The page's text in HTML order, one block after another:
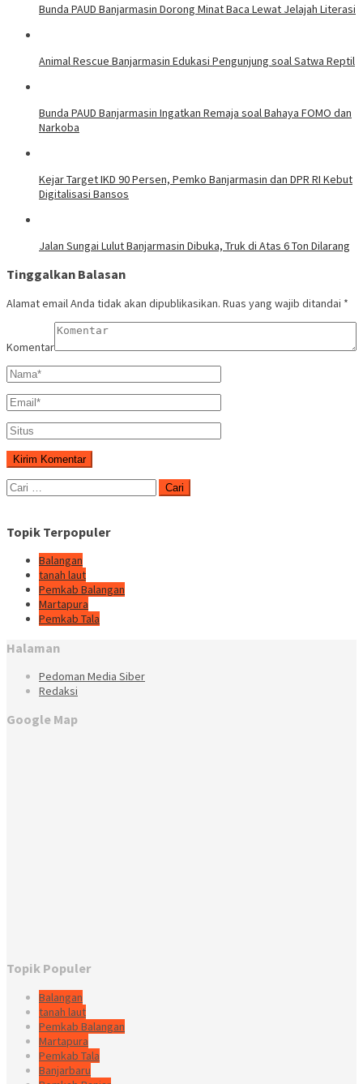
Bunda PAUD Banjarmasin Dorong Minat Baca Lewat Jelajah Literasi
Animal Rescue Banjarmasin Edukasi Pengunjung soal Satwa Reptil
Bunda PAUD Banjarmasin Ingatkan Remaja soal Bahaya FOMO dan
Narkoba
Kejar Target IKD 90 Persen, Pemko Banjarmasin dan DPR RI Kebut
Digitalisasi Bansos
Jalan Sungai Lulut Banjarmasin Dibuka, Truk di Atas 6 Ton Dilarang
Tinggalkan Balasan
Alamat email Anda tidak akan dipublikasikan. Ruas yang wajib ditandai *
Komentar
Cari
untuk:
Topik Terpopuler
Balangan
tanah laut
Pemkab Balangan
Martapura
Pemkab Tala
Halaman
Pedoman Media Siber
Redaksi
Google Map
Topik Populer
Balangan
tanah laut
Pemkab Balangan
Martapura
Pemkab Tala
Banjarbaru